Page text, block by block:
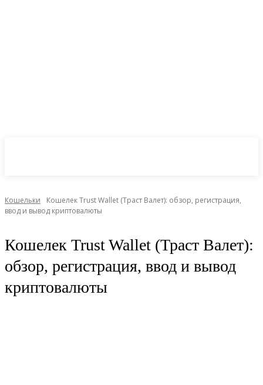
Кошельки
Кошелек Trust Wallet (Траст Валет): обзор, регистрация,
ввод и вывод криптовалюты
Кошелек Trust Wallet (Траст Валет):
обзор, регистрация, ввод и вывод
криптовалюты